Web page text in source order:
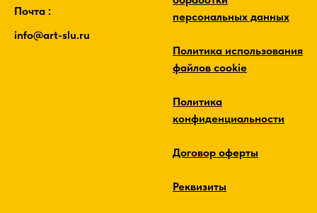
Почта :
info@art-slu.ru
персональных данных
Политика использования
файлов cookie
Политика
конфиденциальности
Договор оферты
Реквизиты